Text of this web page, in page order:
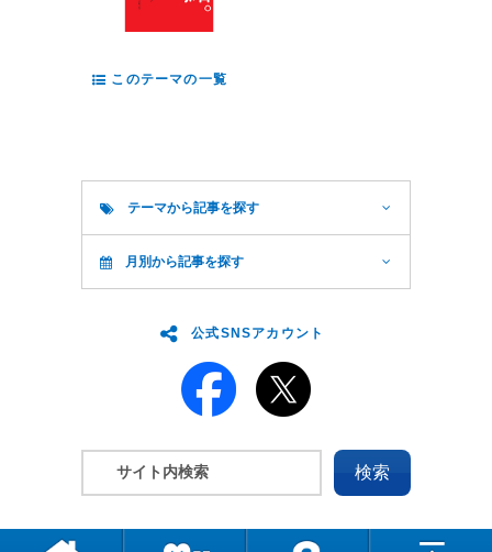
このテーマの一覧
テーマから記事を探す
月別から記事を探す
公式SNSアカウント